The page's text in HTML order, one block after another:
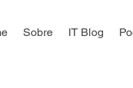
Sobre IT Blog